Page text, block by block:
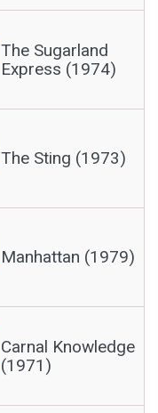
The Sugarland
Express (1974)
The Sting (1973)
Manhattan (1979)
Carnal Knowledge
(1971)